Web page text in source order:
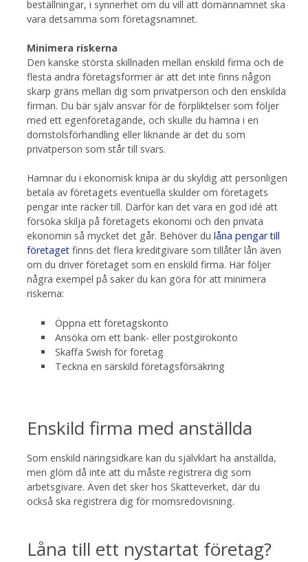
beställningar, i synnerhet om du vill att domännamnet ska
vara detsamma som företagsnamnet.
Minimera riskerna
Den kanske största skillnaden mellan enskild firma och de
flesta andra företagsformer är att det inte finns någon
skarp gräns mellan dig som privatperson och den enskilda
firman. Du bär själv ansvar för de förpliktelser som följer
med ett egenföretagande, och skulle du hamna i en
domstolsförhandling eller liknande är det du som
privatperson som står till svars.
Hamnar du i ekonomisk knipa är du skyldig att personligen
betala av företagets eventuella skulder om företagets
pengar inte räcker till. Därför kan det vara en god idé att
försöka skilja på företagets ekonomi och den privata
ekonomin så mycket det går. Behöver du låna pengar till
företaget finns det flera kreditgivare som tillåter lån även
om du driver företaget som en enskild firma. Här följer
några exempel på saker du kan göra för att minimera
riskerna:
Öppna ett företagskonto
Ansöka om ett bank- eller postgirokonto
Skaffa Swish för företag
Teckna en särskild företagsförsäkring
Enskild firma med anställda
Som enskild näringsidkare kan du självklart ha anställda,
men glöm då inte att du måste registrera dig som
arbetsgivare. Även det sker hos Skatteverket, där du
också ska registrera dig för momsredovisning.
Låna till ett nystartat företag?